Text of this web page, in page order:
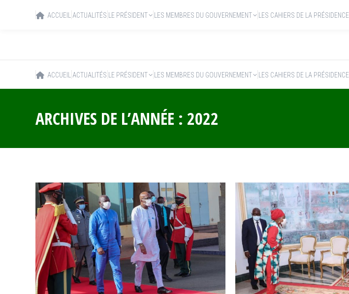
ACCUEIL ACTUALITÉS LE PRÉSIDENT LES MEMBRES DU GOUVERNEMENT LES CAHIERS DE LA PRÉSIDENCE
ARCHIVES DE L’ANNÉE : 2022
ACCUEIL ACTUALITÉS LE PRÉSIDENT LES MEMBRES DU GOUVERNEMENT LES CAHIERS DE LA PRÉSIDENCE